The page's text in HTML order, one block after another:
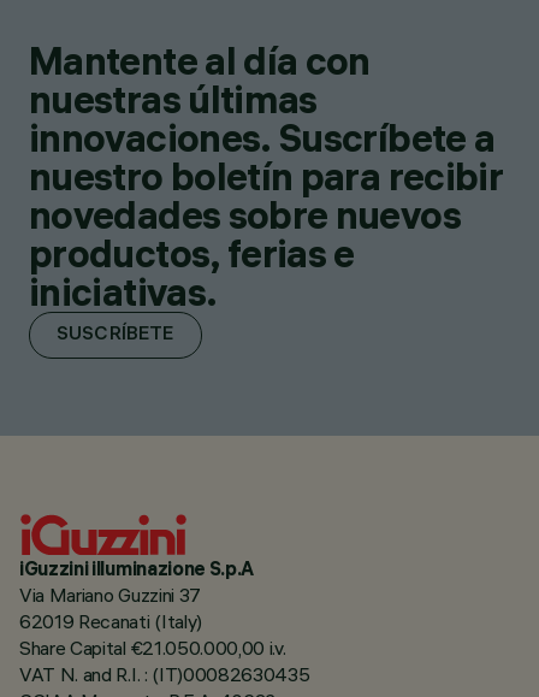
Mantente al día con
nuestras últimas
innovaciones. Suscríbete a
nuestro boletín para recibir
novedades sobre nuevos
productos, ferias e
iniciativas.
SUSCRÍBETE
iGuzzini illuminazione S.p.A
Via Mariano Guzzini 37
62019 Recanati (Italy)
Share Capital €21.050.000,00 i.v.
VAT N. and R.I. : (IT)00082630435